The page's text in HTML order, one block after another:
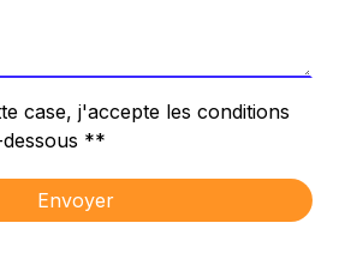
case, j'accepte les conditions
**
Envoyer